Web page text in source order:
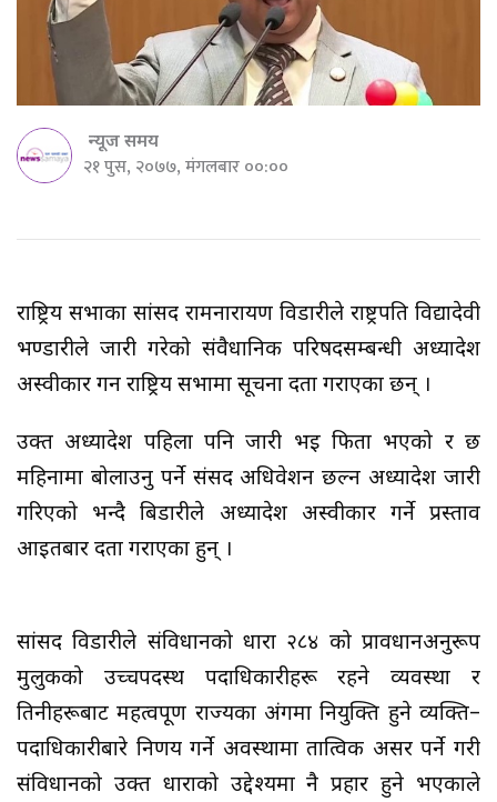
न्यूज समय
२१ पुस, २०७७, मंगलबार ००:००
राष्ट्रिय सभाका सांसद रामनारायण विडारीले राष्ट्रपति विद्यादेवी
भण्डारीले जारी गरेको संवैधानिक परिषदसम्बन्धी अध्यादेश
अस्वीकार गर्न राष्ट्रिय सभामा सूचना दर्ता गराएका छन् ।
उक्त अध्यादेश पहिला पनि जारी भई फिर्ता भएको र छ
महिनामा बोलाउनु पर्ने संसद अधिवेशन छल्न अध्यादेश जारी
गरिएको भन्दै बिडारीले अध्यादेश अस्वीकार गर्ने प्रस्ताव
आइतबार दर्ता गराएका हुन् ।
सांसद विडारीले संविधानको धारा २८४ को प्रावधानअनुरूप
मुलुकको उच्चपदस्थ पदाधिकारीहरू रहने व्यवस्था र
तिनीहरूबाट महत्वपूर्ण राज्यका अंगमा नियुक्ति हुने व्यक्ति–
पदाधिकारीबारे निर्णय गर्ने अवस्थामा तात्विक असर पर्ने गरी
संविधानको उक्त धाराको उद्देश्यमा नै प्रहार हुने भएकाले